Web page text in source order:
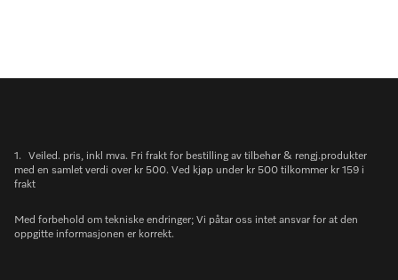
1.
Veiled. pris, inkl mva. Fri frakt for bestilling av tilbehør & rengj.produkter
med en samlet verdi over kr 500. Ved kjøp under kr 500 tilkommer kr 159 i
frakt
Med forbehold om tekniske endringer; Vi påtar oss intet ansvar for at den
oppgitte informasjonen er korrekt.